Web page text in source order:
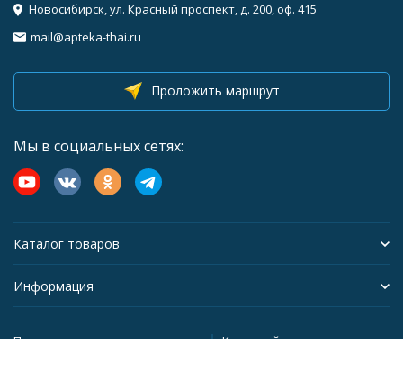
Новосибирск, ул. Красный проспект, д. 200, оф. 415
mail@apteka-thai.ru
Проложить маршрут
Мы в социальных сетях:
Каталог товаров
Информация
Политика персональных данных Карта сайта